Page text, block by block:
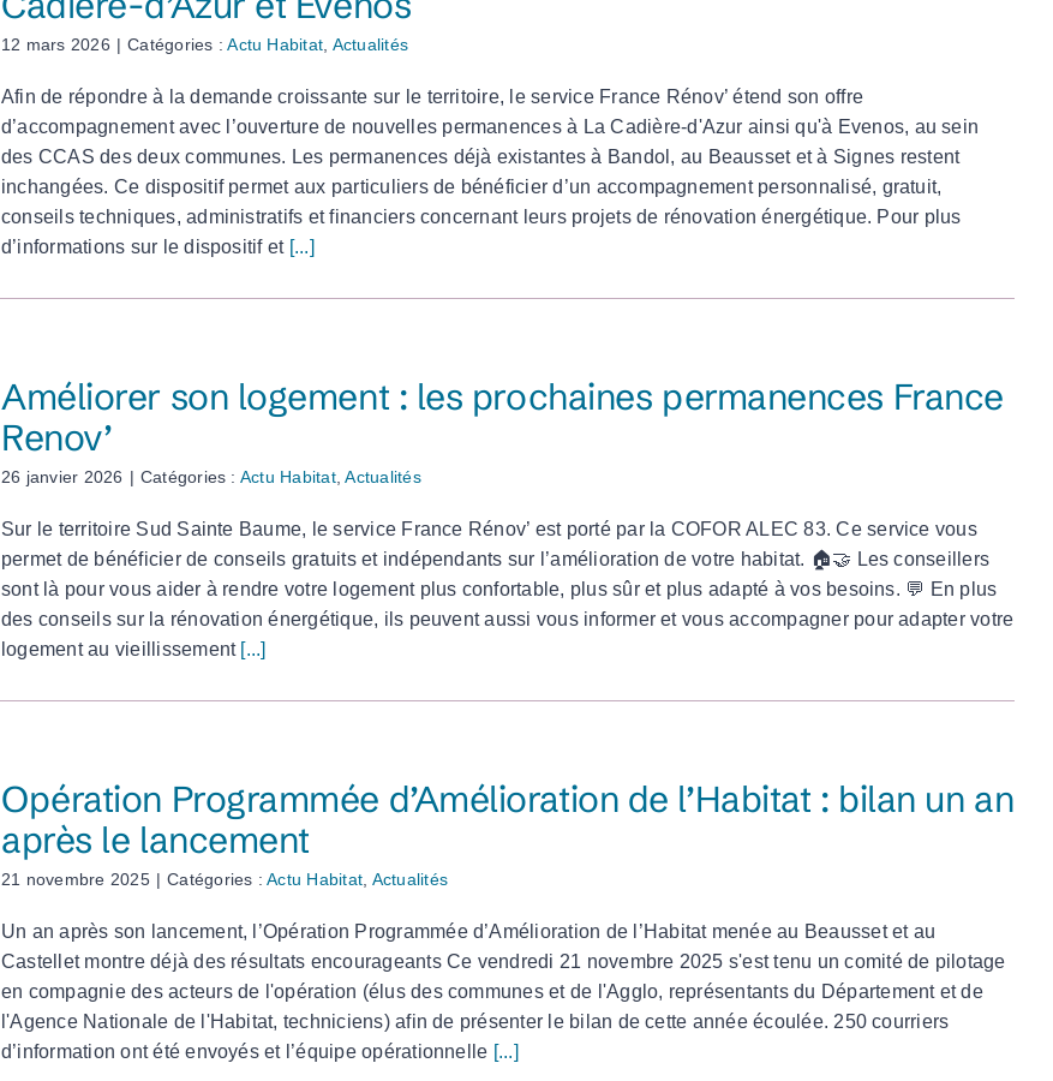
12 mars 2026 | Catégories :Actu Habitat, Actualités
Afin de répondre à la demande croissante sur le territoire, le service France Rénov’ étend son offre
d’accompagnement avec l’ouverture de nouvelles permanences à La Cadière-d'Azur ainsi qu'à Evenos, au sein
des CCAS des deux communes. Les permanences déjà existantes à Bandol, au Beausset et à Signes restent
inchangées. Ce dispositif permet aux particuliers de bénéficier d’un accompagnement personnalisé, gratuit,
conseils techniques, administratifs et financiers concernant leurs projets de rénovation énergétique. Pour plus
d’informations sur le dispositif et [...]
Améliorer son logement : les prochaines permanences France
Renov’
26 janvier 2026 | Catégories : Actu Habitat,Actualités
Sur le territoire Sud Sainte Baume, le service France Rénov’ est porté par la COFOR ALEC 83. Ce service vous
permet de bénéficier de conseils gratuits et indépendants sur l’amélioration de votre habitat. 🏠🤝 Les conseillers
sont là pour vous aider à rendre votre logement plus confortable, plus sûr et plus adapté à vos besoins. 💬 En plus
des conseils sur la rénovation énergétique, ils peuvent aussi vous informer et vous accompagner pour adapter votre
logement au vieillissement [...]
Opération Programmée d’Amélioration de l’Habitat : bilan un an
après le lancement
21 novembre 2025 | Catégories :Actu Habitat, Actualités
Un an après son lancement, l’Opération Programmée d’Amélioration de l’Habitat menée au Beausset et au
Castellet montre déjà des résultats encourageants Ce vendredi 21 novembre 2025 s'est tenu un comité de pilotage
en compagnie des acteurs de l'opération (élus des communes et de l'Agglo, représentants du Département et de
l'Agence Nationale de l'Habitat, techniciens) afin de présenter le bilan de cette année écoulée. 250 courriers
d’information ont été envoyés et l’équipe opérationnelle [...]